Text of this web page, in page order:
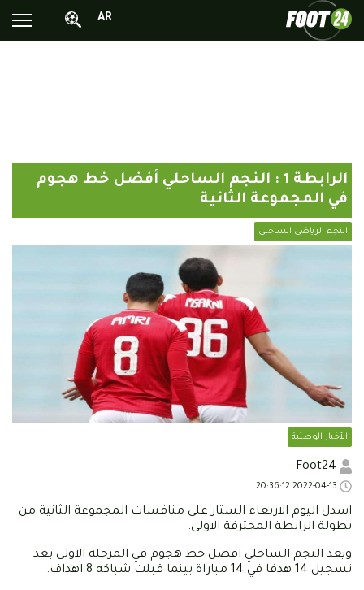
ألبومات الصور
أخبار متفرقة
AR
الرابطة 1 : النجم الساحلي أفضل خط هجوم
في المجموعة الثانية
النجم الرياضي الساحلي
الأخبار الوطنية
اسدل اليوم الاربعاء الستار على منافسات المجموعة الثانية من
بطولة الرابطة المحترفة الاولى.
ويعد النجم الساحلي افضل خط هجوم في المرحلة الاولى بعد
تسجيل 14 هدفا في 14 مباراة بينما قبلت شباكه 8 اهداف.